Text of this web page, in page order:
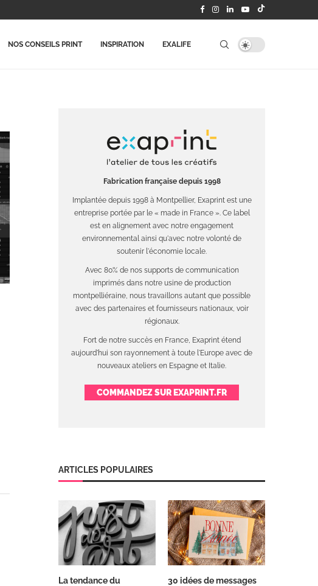
NOS CONSEILS PRINT INSPIRATION EXALIFE
Fabrication française depuis 1998
Implantée depuis 1998 à Montpellier, Exaprint est une
entreprise portée par le « made in France ». Ce label
est en alignement avec notre engagement
environnemental ainsi qu'avec notre volonté de
soutenir l'économie locale.
Avec 80% de nos supports de communication
imprimés dans notre usine de production
montpelliéraine, nous travaillons autant que possible
avec des partenaires et fournisseurs nationaux, voir
régionaux.
Fort de notre succès en France, Exaprint étend
aujourd'hui son rayonnement à toute l'Europe avec de
nouveaux ateliers en Espagne et Italie.
COMMANDEZ SUR EXAPRINT.FR
ARTICLES POPULAIRES
La tendance du
30 idées de messages